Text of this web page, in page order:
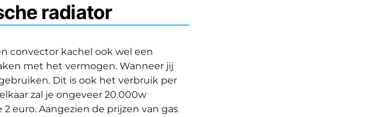
radiator
convector kachel ook wel een
met het vermogen. Wanneer jij
Dit is ook het verbruik per
zal je ongeveer 20.000w
euro. Aangezien de prijzen van gas